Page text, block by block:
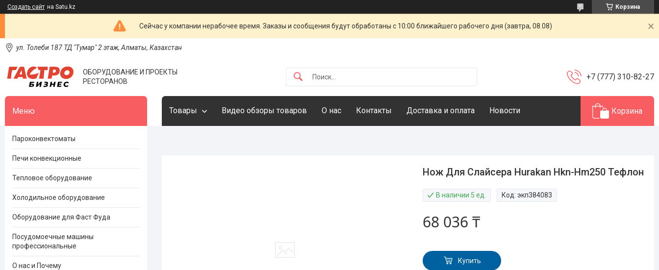
Создать сайт на Satu.kz Корзина
Сейчас у компании нерабочее время. Заказы и сообщения будут обработаны с 10:00 ближайшего рабочего дня (завтра, 08.08)
ул. Толеби 187 ТД "Тумар" 2 этаж, Алматы, Казахстан
ОБОРУДОВАНИЕ И ПРОЕКТЫ
РЕСТОРАНОВ
+7 (777) 310-82-27
Товары Видео обзоры товаров О нас Контакты Доставка и оплата Новости Корзина
Нож Для Слайсера Hurakan Hkn-Hm250 Тефлон
В наличии 5 ед. Код:экп384083
68 036 ₸
Купить
Пароконвектоматы
Печи конвекционные
Тепловое оборудование
Холодильное оборудование
Оборудование для Фаст Фуда
Посудомоечные машины
профессиональные
О нас и Почему